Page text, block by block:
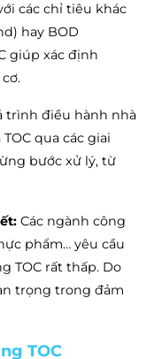
các chỉ tiêu khác
hay BOD
giúp xác định
trình điều hành nhà
qua các giai
bước xử lý, từ
Các ngành công
phẩm… yêu cầu
TOC rất thấp. Do
trọng trong đảm
TOC